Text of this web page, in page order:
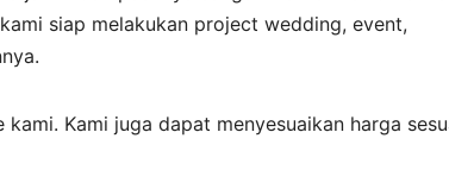
siap melakukan project wedding, event,
Kami juga dapat menyesuaikan harga